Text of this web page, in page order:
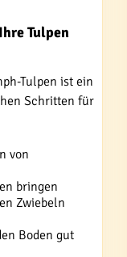
Tulpen
Tulpen ist ein
Schritten für
von
bringen
Zwiebeln
Boden gut